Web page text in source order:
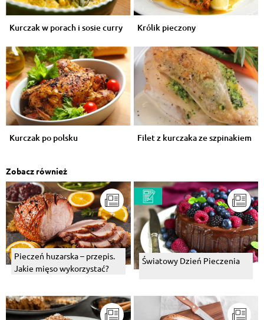
Kurczak w porach i sosie curry Królik pieczony
Kurczak po polsku Filet z kurczaka ze szpinakiem
Zobacz również
Pieczeń huzarska – przepis.
Jakie mięso wykorzystać?
Światowy Dzień Pieczenia